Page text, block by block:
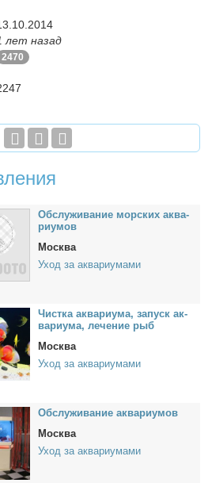
лет назад
2470
Об­слу­жи­ва­ние мор­ских ак­ва­
ри­умов
Москва
Уход за аквариумами
Чист­ка ак­ва­ри­ума, за­пуск ак­
ва­ри­ума, ле­че­ние рыб
Москва
Уход за аквариумами
Об­слу­жи­ва­ние ак­ва­ри­умов
Москва
Уход за аквариумами